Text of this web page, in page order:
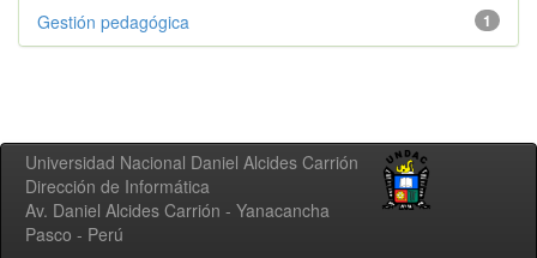
1
Gestión pedagógica
Universidad Nacional Daniel Alcides Carrión
Dirección de Informática
Av. Daniel Alcides Carrión - Yanacancha
Pasco - Perú